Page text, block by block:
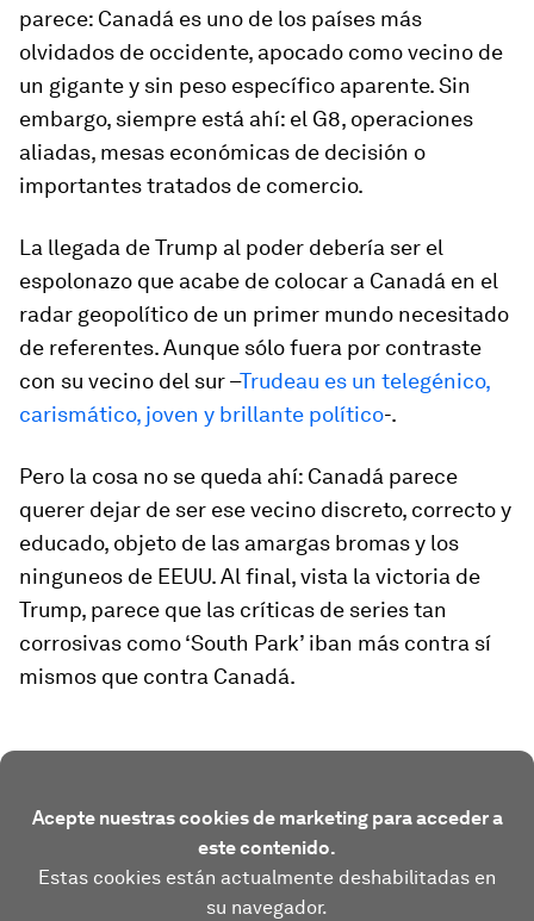
parece: Canadá es uno de los países más
olvidados de occidente, apocado como vecino de
un gigante y sin peso específico aparente. Sin
embargo, siempre está ahí: el G8, operaciones
aliadas, mesas económicas de decisión o
importantes tratados de comercio.
La llegada de Trump al poder debería ser el
espolonazo que acabe de colocar a Canadá en el
radar geopolítico de un primer mundo necesitado
de referentes. Aunque sólo fuera por contraste
con su vecino del sur –Trudeau es un telegénico,
carismático, joven y brillante político-.
Pero la cosa no se queda ahí: Canadá parece
querer dejar de ser ese vecino discreto, correcto y
educado, objeto de las amargas bromas y los
ninguneos de EEUU. Al final, vista la victoria de
Trump, parece que las críticas de series tan
corrosivas como ‘South Park’ iban más contra sí
mismos que contra Canadá.
Acepte nuestras cookies de marketing para acceder a
este contenido.
Estas cookies están actualmente deshabilitadas en
su navegador.